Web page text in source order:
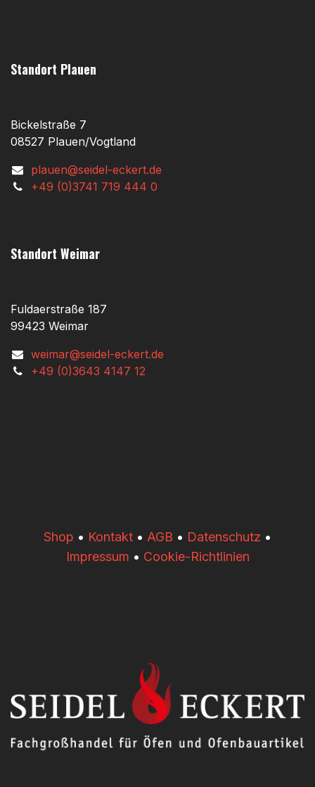
Standort Plauen
Bickelstraße 7
08527 Plauen/Vogtland
plauen@seidel-eckert.de
+49 (0)3741 719 444 0
Standort Weimar
Fuldaerstraße 187
99423 Weimar
weimar@seidel-eckert.de
+49 (0)3643 4147 12
​​Shop • Kontakt • AGB • Datenschutz •
Impressum • Cookie-Richtlinien